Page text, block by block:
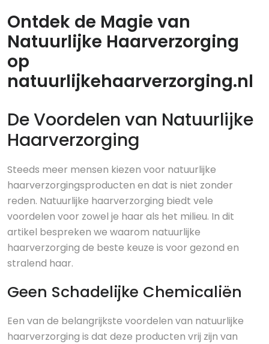
Ontdek de Magie van
Natuurlijke Haarverzorging
op
natuurlijkehaarverzorging.nl
De Voordelen van Natuurlijke
Haarverzorging
Steeds meer mensen kiezen voor natuurlijke
haarverzorgingsproducten en dat is niet zonder
reden. Natuurlijke haarverzorging biedt vele
voordelen voor zowel je haar als het milieu. In dit
artikel bespreken we waarom natuurlijke
haarverzorging de beste keuze is voor gezond en
stralend haar.
Geen Schadelijke Chemicaliën
Een van de belangrijkste voordelen van natuurlijke
haarverzorging is dat deze producten vrij zijn van